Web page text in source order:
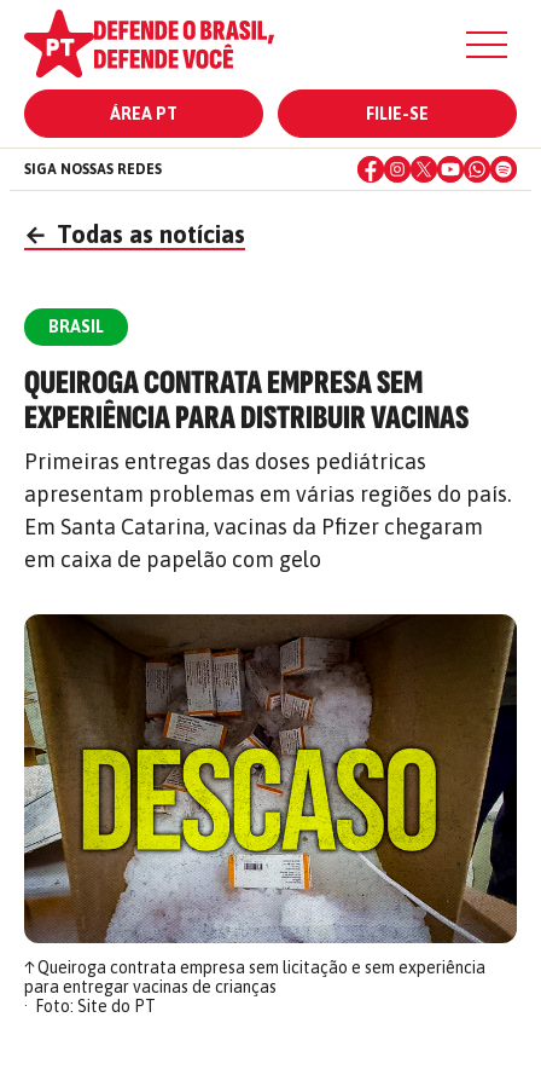
ÁREA PT FILIE-SE
SIGA NOSSAS REDES
← Todas as notícias
BRASIL
QUEIROGA CONTRATA EMPRESA SEM
EXPERIÊNCIA PARA DISTRIBUIR VACINAS
Primeiras entregas das doses pediátricas
apresentam problemas em várias regiões do país.
Em Santa Catarina, vacinas da Pfizer chegaram
em caixa de papelão com gelo
↑Queiroga contrata empresa sem licitação e sem experiência
para entregar vacinas de crianças
Foto: Site do PT